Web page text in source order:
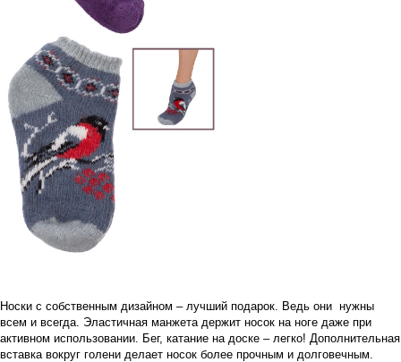
Носки с собственным дизайном – лучший подарок. Ведь они нужны
всем и всегда. Эластичная манжета держит носок на ноге даже при
активном использовании. Бег, катание на доске – легко! Дополнительная
вставка вокруг голени делает носок более прочным и долговечным.